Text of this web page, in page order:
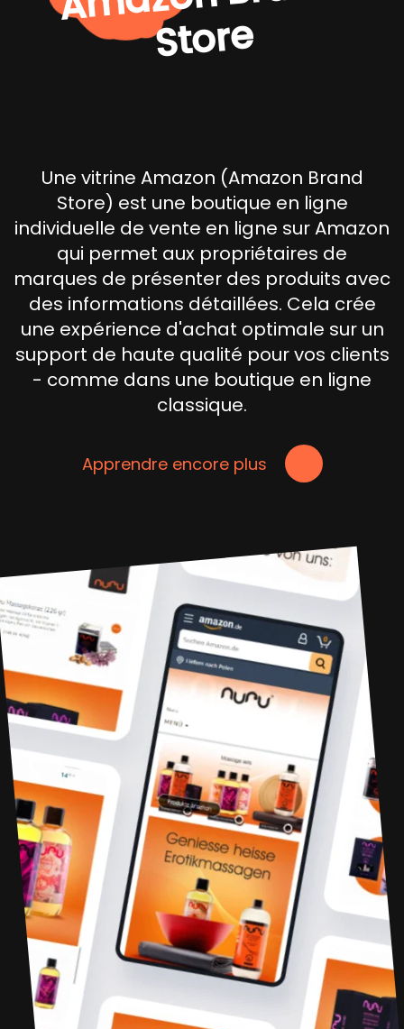
e
Une vitrine Amazon (Amazon Brand
Store) est une boutique en ligne
individuelle de vente en ligne sur Amazon
qui permet aux propriétaires de
marques de présenter des produits avec
des informations détaillées. Cela crée
une expérience d'achat optimale sur un
support de haute qualité pour vos clients
- comme dans une boutique en ligne
classique.
Apprendre encore plus